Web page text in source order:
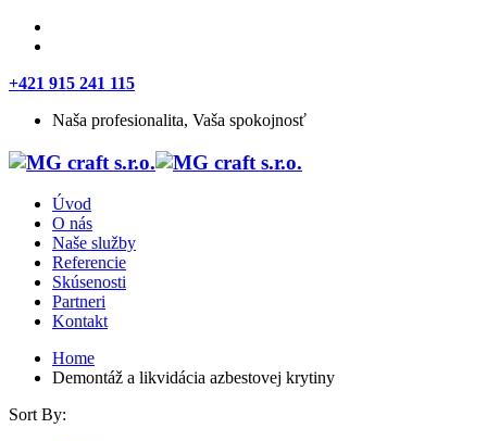
+421 915 241 115
Naša profesionalita, Vaša spokojnosť
Úvod
O nás
Naše služby
Referencie
Skúsenosti
Partneri
Kontakt
Home
Demontáž a likvidácia azbestovej krytiny
Sort By: